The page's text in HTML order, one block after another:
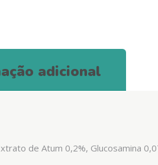
adicional
de Atum 0,2%, Glucosamina